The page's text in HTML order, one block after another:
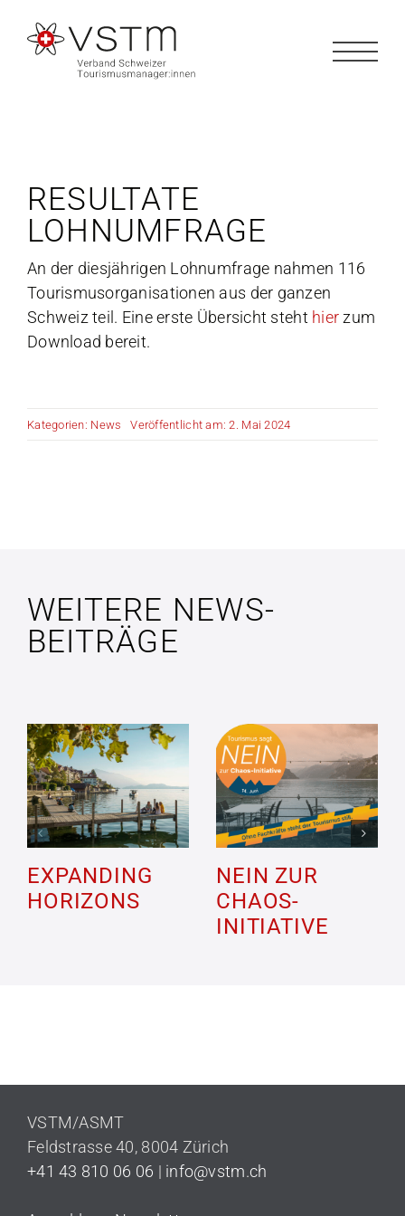
Inhalt
springen
RESULTATE
LOHNUMFRAGE
An der diesjährigen Lohnumfrage nahmen 116
Tourismusorganisationen aus der ganzen
Schweiz teil. Eine erste Übersicht steht hierzum
Download bereit.
Kategorien: News Veröffentlicht am: 2. Mai 2024
WEITERE NEWS-
BEITRÄGE
EXPANDING
HORIZONS
NEIN ZUR
CHAOS-
INITIATIVE
VSTM/ASMT
Feldstrasse 40, 8004 Zürich
+41 43 810 06 06 | info@vstm.ch